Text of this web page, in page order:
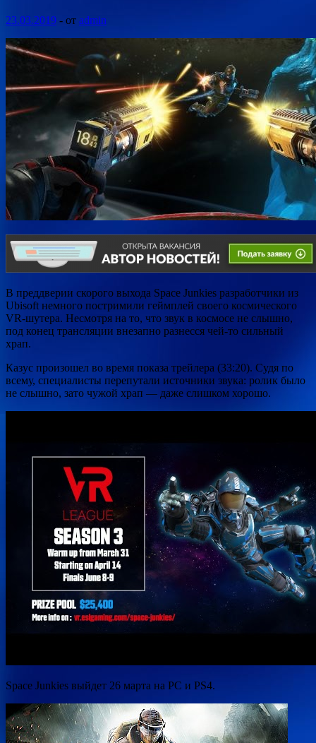
23.03.2019 - от admin
В преддверии скорого выхода Space Junkies разработчики из
Ubisoft немного постримили геймплей своего космического
VR-шутера. Несмотря на то, что звук в космосе не слышно,
под конец трансляции внезапно разнесся чей-то сильный
храп.
Казус произошел во время показа трейлера (33:20). Судя по
всему, специалисты перепутали источники звука: ролик было
не слышно, зато чужой храп — даже слишком хорошо.
Space Junkies выйдет 26 марта на PC и PS4.